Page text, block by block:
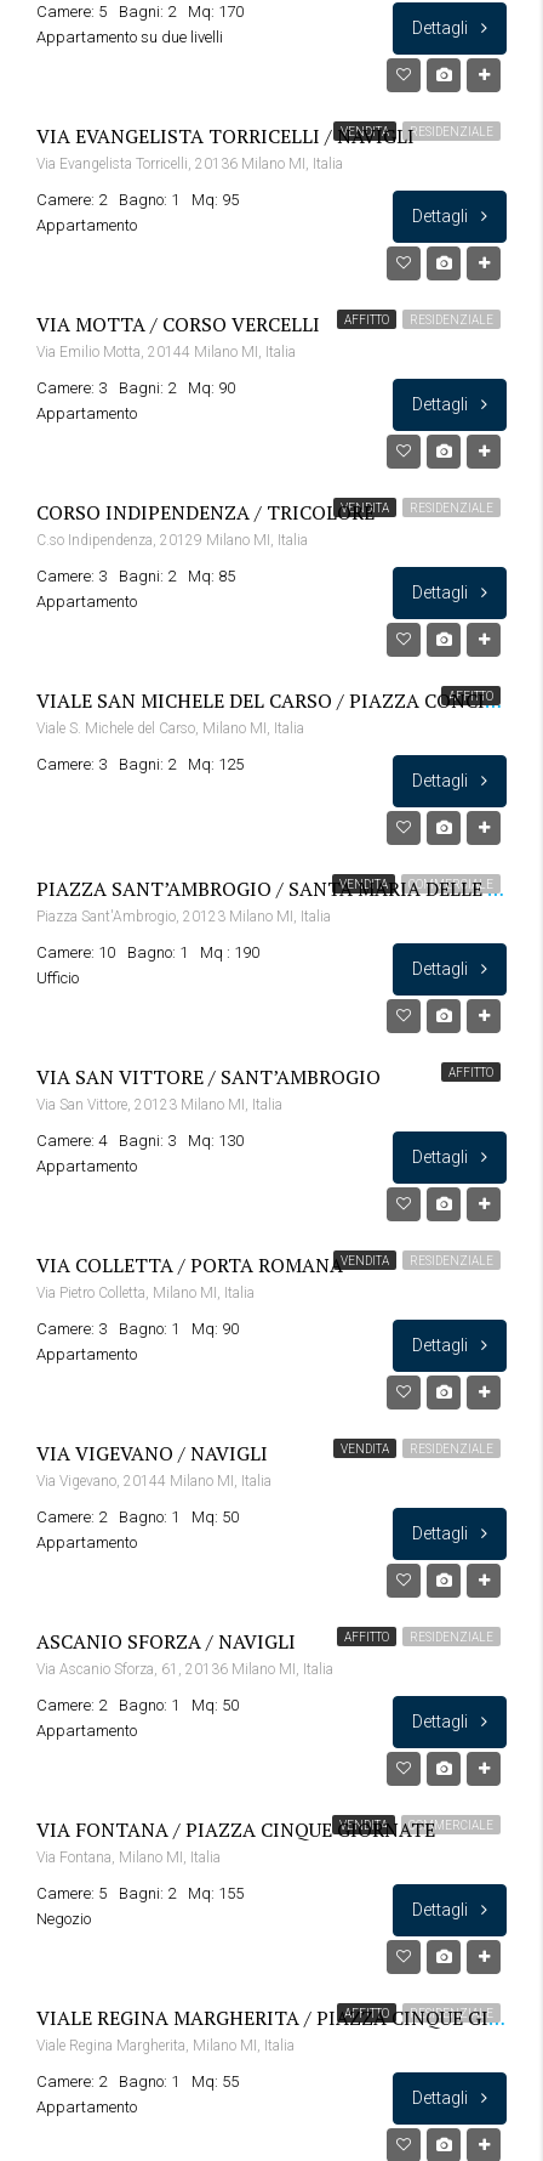
Camere: 5 Bagni: 2
Mq: 170
Appartamento su due livelli
Dettagli
VENDITA RESIDENZIALE
VIA EVANGELISTA TORRICELLI / NAVIGLI
Via Evangelista Torricelli, 20136 Milano MI, Italia
Camere: 2 Bagno: 1
Mq: 95
Appartamento
Dettagli
AFFITTO RESIDENZIALE
VIA MOTTA / CORSO VERCELLI
Via Emilio Motta, 20144 Milano MI, Italia
Camere: 3 Bagni: 2
Mq: 90
Appartamento
Dettagli
VENDITA RESIDENZIALE
CORSO INDIPENDENZA / TRICOLORE
C.so Indipendenza, 20129 Milano MI, Italia
Camere: 3 Bagni: 2
Mq: 85
Appartamento
Dettagli
AFFITTOVIALE SAN MICHELE DEL CARSO / PIAZZA CONCILIAZIONE
Viale S. Michele del Carso, Milano MI, Italia
Camere: 3 Bagni: 2 Mq: 125
Dettagli
VENDITA COMMERCIALEPIAZZA SANT’AMBROGIO / SANTA MARIA DELLE GRAZIE
Piazza Sant'Ambrogio, 20123 Milano MI, Italia
Camere: 10 Bagno: 1
Mq : 190
Ufficio
Dettagli
AFFITTO
VIA SAN VITTORE / SANT’AMBROGIO
Via San Vittore, 20123 Milano MI, Italia
Camere: 4 Bagni: 3
Mq: 130
Appartamento
Dettagli
VENDITA RESIDENZIALE
VIA COLLETTA / PORTA ROMANA
Via Pietro Colletta, Milano MI, Italia
Camere: 3 Bagno: 1
Mq: 90
Appartamento
Dettagli
VENDITA RESIDENZIALE
VIA VIGEVANO / NAVIGLI
Via Vigevano, 20144 Milano MI, Italia
Camere: 2 Bagno: 1
Mq: 50
Appartamento
Dettagli
AFFITTO RESIDENZIALE
ASCANIO SFORZA / NAVIGLI
Via Ascanio Sforza, 61, 20136 Milano MI, Italia
Camere: 2 Bagno: 1
Mq: 50
Appartamento
Dettagli
VENDITA COMMERCIALE
VIA FONTANA / PIAZZA CINQUE GIORNATE
Via Fontana, Milano MI, Italia
Camere: 5 Bagni: 2
Mq: 155
Negozio
Dettagli
AFFITTO RESIDENZIALEVIALE REGINA MARGHERITA / PIAZZA CINQUE GIORNATE
Viale Regina Margherita, Milano MI, Italia
Camere: 2 Bagno: 1
Mq: 55
Appartamento
Dettagli